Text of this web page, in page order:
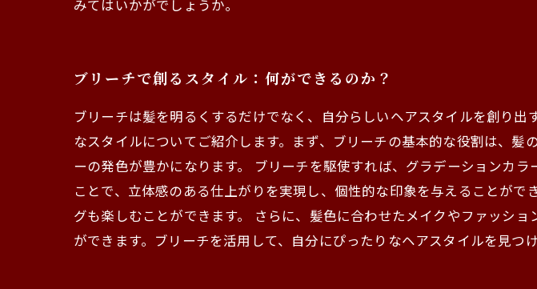
みてはいかがでしょうか。
ブリーチで創るスタイル：何ができるのか？
ブリーチは髪を明るくするだけでなく、自分らしいヘアスタイルを創り
なスタイルについてご紹介します。まず、ブリーチの基本的な役割は、
ーの発色が豊かになります。 ブリーチを駆使すれば、グラデーションカ
ことで、立体感のある仕上がりを実現し、個性的な印象を与えることが
グも楽しむことができます。 さらに、髪色に合わせたメイクやファッシ
ができます。ブリーチを活用して、自分にぴったりなヘアスタイルを見つ